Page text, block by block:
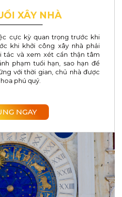
XÂY NHÀ
cực kỳ quan trọng trước khi
khi khởi công xây nhà phải
tác và xem xét cẩn thận tâm
phạm tuổi hạn, sao hạn để
với thời gian, chủ nhà được
phú quý.
NGAY